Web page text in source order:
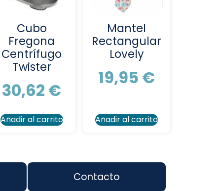
Cubo
Fregona
Centrífugo
Twister
30,62 €
Añadir al carrito
Mantel
Rectangular
Lovely
19,95 €
Añadir al carrito
Contacto